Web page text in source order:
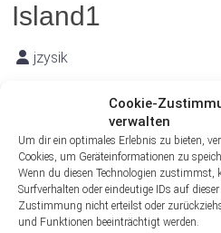
Cookie-
verwalten
Um dir ein optimales Erlebnis zu bieten,
Cookies, um Geräteinformationen zu
Wenn du diesen Technologien zustimmst,
Surfverhalten oder eindeutige IDs auf
Zustimmung nicht erteilst oder
und Funktionen beeinträchtigt werden.
Island1
jzysik
2. Oktober 2019